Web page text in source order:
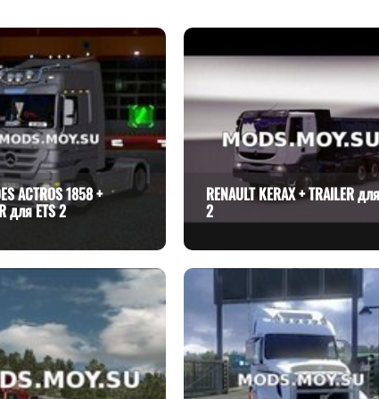
ACTROS 1858 +
для ETS 2
RENAULT KERAX + TRAILER
2